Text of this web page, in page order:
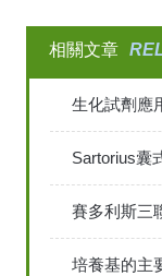
相關文章
生化試劑應
Sartorius囊
賽多利斯三
培養基的主